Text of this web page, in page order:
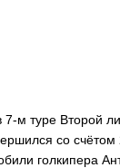
м туре Второй
со
голкипера